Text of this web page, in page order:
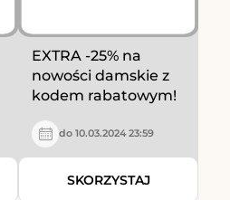
EXTRA -25% na
nowości damskie z
kodem rabatowym!
do 10.03.2024 23:59
SKORZYSTAJ